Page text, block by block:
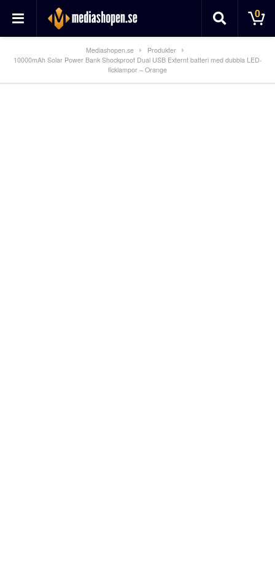
0
Mediashopen.se
Produkter
10000mAh Solar Power Bank Shockproof Dual USB Externt batteri med dubbla LED-
ficklampor – Orange